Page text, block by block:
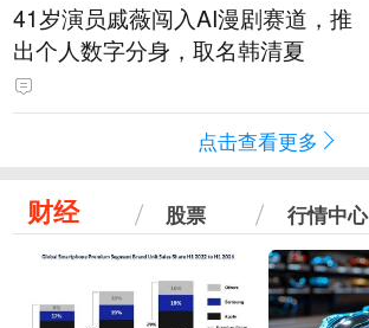
41岁演员戚薇闯入AI漫剧赛道，推
出个人数字分身，取名韩清夏
点击查看更多
财经 股票 行情中心